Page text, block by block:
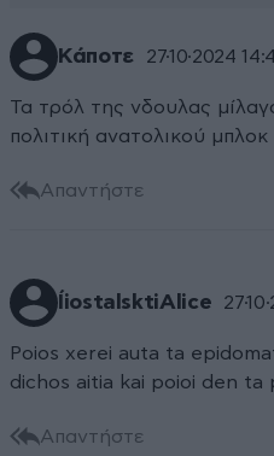
Κάποτε 27·10·2024
Τα τρόλ της νδουλας
πολιτική ανατολικού μπλοκ
Απαντήστε
ÍiostalsktiAlice
Poios xerei auta ta
dichos aitia kai poioi den
Απαντήστε